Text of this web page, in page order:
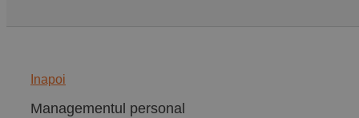
Inapoi
Managementul personal